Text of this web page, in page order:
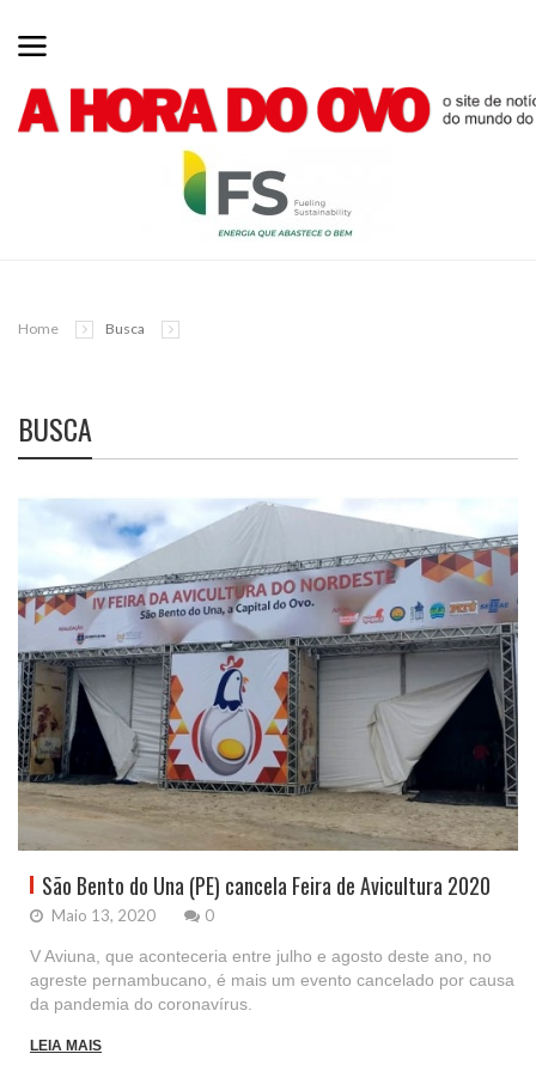
Home Busca
BUSCA
São Bento do Una (PE) cancela Feira de Avicultura 2020
Maio 13, 2020 0
V Aviuna, que aconteceria entre julho e agosto deste ano, no
agreste pernambucano, é mais um evento cancelado por causa
da pandemia do coronavírus.
LEIA MAIS